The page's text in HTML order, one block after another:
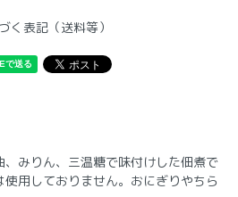
く表記（送料等）
みりん、三温糖で味付けした佃煮で
用しておりません。おにぎりやちら